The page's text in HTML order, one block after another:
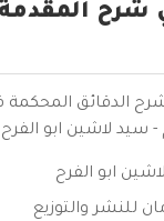
شرح المقدمة
الدقائق المحكمة
- سيد لاشين ابو الفرح
ابو الفرح
للنشر والتوزيع